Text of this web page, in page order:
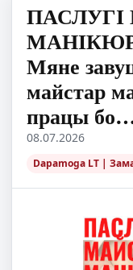
Мяне
майстар
працы
08.07.2026
Dapamoga LT |